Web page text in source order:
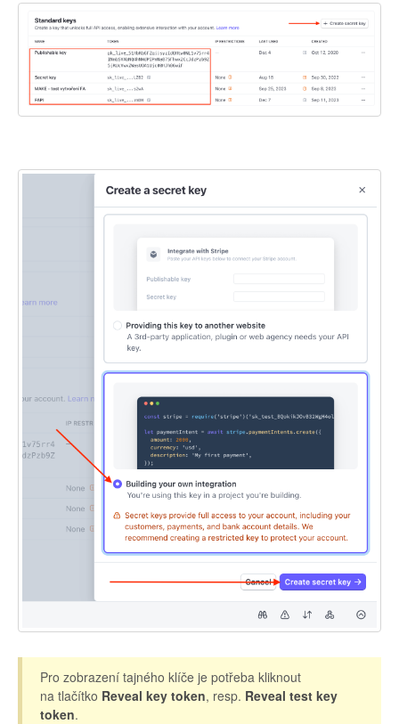
Pro zobrazení tajného klíče je potřeba kliknout
na tlačítko Reveal key token, resp. Reveal test key
token.